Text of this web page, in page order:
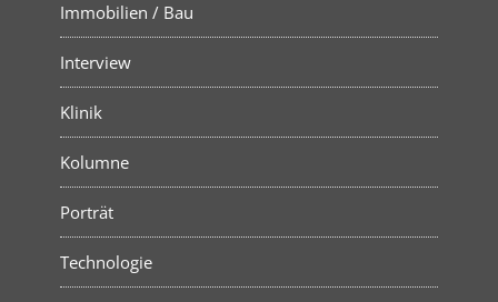
Immobilien / Bau
Interview
Klinik
Kolumne
Porträt
Technologie